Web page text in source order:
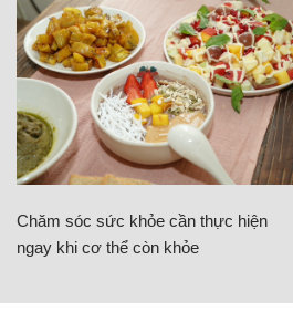
Chăm sóc sức khỏe cần thực hiện
ngay khi cơ thể còn khỏe